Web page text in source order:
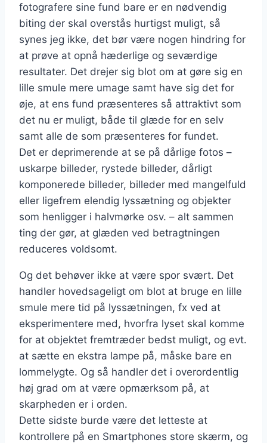
fotografere sine fund bare er en nødvendig
biting der skal overstås hurtigst muligt, så
synes jeg ikke, det bør være nogen hindring for
at prøve at opnå hæderlige og seværdige
resultater. Det drejer sig blot om at gøre sig en
lille smule mere umage samt have sig det for
øje, at ens fund præsenteres så attraktivt som
det nu er muligt, både til glæde for en selv
samt alle de som præsenteres for fundet.
Det er deprimerende at se på dårlige fotos –
uskarpe billeder, rystede billeder, dårligt
komponerede billeder, billeder med mangelfuld
eller ligefrem elendig lyssætning og objekter
som henligger i halvmørke osv. – alt sammen
ting der gør, at glæden ved betragtningen
reduceres voldsomt.
Og det behøver ikke at være spor svært. Det
handler hovedsageligt om blot at bruge en lille
smule mere tid på lyssætningen, fx ved at
eksperimentere med, hvorfra lyset skal komme
for at objektet fremtræder bedst muligt, og evt.
at sætte en ekstra lampe på, måske bare en
lommelygte. Og så handler det i overordentlig
høj grad om at være opmærksom på, at
skarpheden er i orden.
Dette sidste burde være det letteste at
kontrollere på en Smartphones store skærm, og